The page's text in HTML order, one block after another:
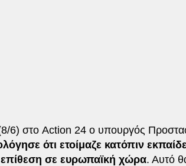
6) στο Action 24 ο υπουργός
ότι ετοίμαζε κατόπιν
σε ευρωπαϊκή χώρα. Αυτό